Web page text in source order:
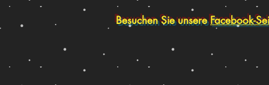
Besuchen Sie unsereFacebook-